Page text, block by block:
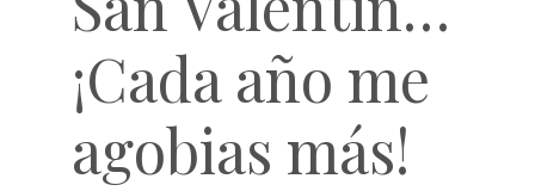
¡Cada año me
agobias más!